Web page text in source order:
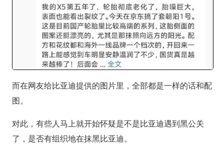
而在网友给比亚迪提供的图片里，全部都是一样的话和配
图。
对此，有些人马上就开始怀疑是不是比亚迪遇到黑公关
了，是否有组织地在抹黑比亚迪。